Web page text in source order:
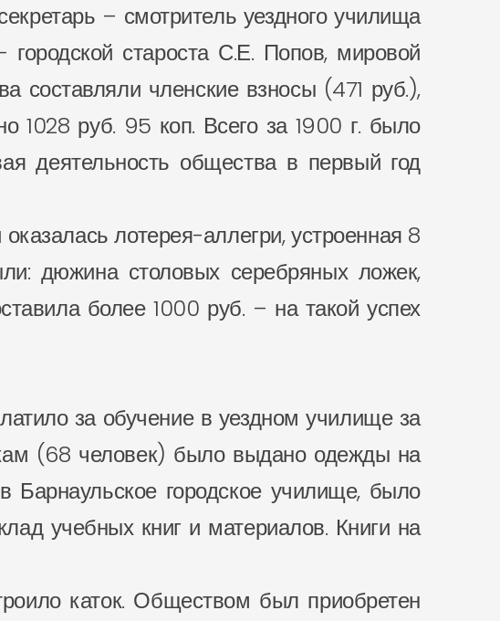
– смотритель уездного училища
староста С.Е. Попов, мировой
составляли членские взносы (471 руб.),
1028 руб. 95 коп. Всего за 1900 г. было
деятельность общества в первый год
лотерея-аллегри, устроенная 8
дюжина столовых серебряных ложек,
более 1000 руб. – на такой успех
за обучение в уездном училище за
(68 человек) было выдано одежды на
Барнаульское городское училище, было
учебных книг и материалов. Книги на
каток. Обществом был приобретен